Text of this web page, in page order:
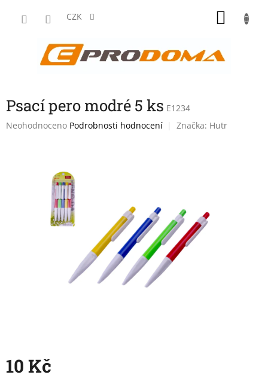
CZK
Psací pero modré 5 ks E1234
Průměrné
Neohodnoceno Podrobnosti hodnocení Značka: Hutr
10 Kč